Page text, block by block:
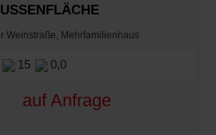
Weinstraße, Mehrfamilienhaus
15 0,0
auf Anfrage